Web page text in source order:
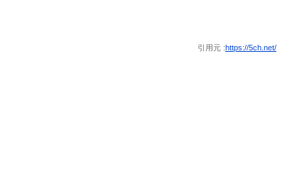
引用元 :https://5ch.net/